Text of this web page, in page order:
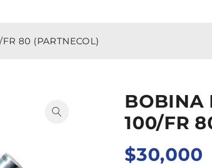
80 (PARTNECOL)
BOBINA
100/FR
$30,000